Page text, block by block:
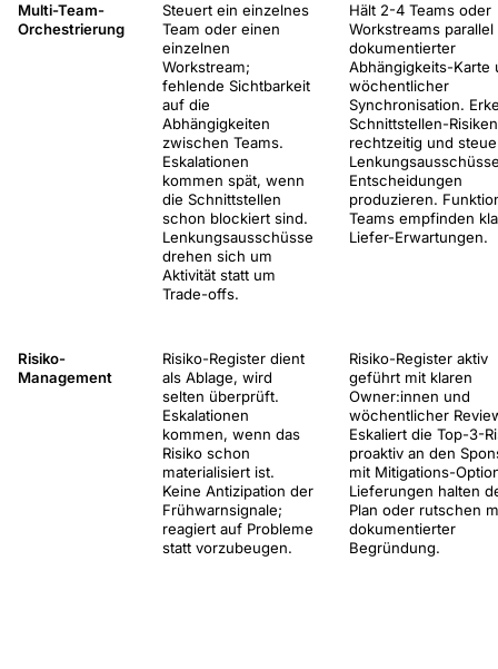
Multi-Team-
Orchestrierung
Steuert ein einzelnes
Team oder einen
einzelnen
Workstream;
fehlende Sichtbarkeit
auf die
Abhängigkeiten
zwischen Teams.
Eskalationen
kommen spät, wenn
die Schnittstellen
schon blockiert sind.
Lenkungsausschüsse
drehen sich um
Aktivität statt um
Trade-offs.
Hält 2-4 Teams oder
Workstreams parallel
dokumentierter
Abhängigkeits-Karte
wöchentlicher
Synchronisation.
Schnittstellen-Risiken
rechtzeitig und
Entscheidungen
produzieren.
Teams empfinden
Liefer-Erwartungen.
Risiko-
Management
Risiko-Register dient
als Ablage, wird
selten überprüft.
Eskalationen
kommen, wenn das
Risiko schon
materialisiert ist.
Keine Antizipation der
Frühwarnsignale;
reagiert auf Probleme
statt vorzubeugen.
Risiko-Register aktiv
geführt mit klaren
Owner:innen und
wöchentlicher
Eskaliert die Top-3-
proaktiv an den
mit Mitigations-
Lieferungen halten
Plan oder rutschen
dokumentierter
Begründung.